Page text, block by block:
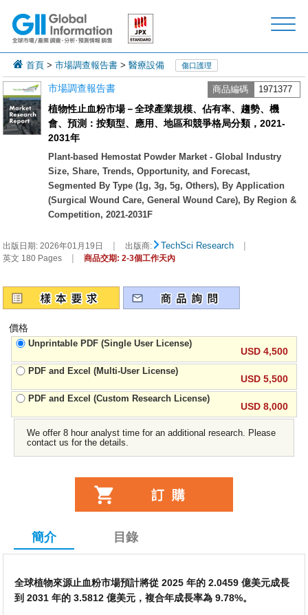
首頁 >市場調查報告書 >醫療設備 傷口護理
市場調查報告書 商品編碼 1971377
植物性止血粉市場－全球產業規模、佔有率、趨勢、機
會、預測：按類型、應用、地區和競爭格局分類，2021-
2031年
Plant-based Hemostat Powder Market - Global Industry
Size, Share, Trends, Opportunity, and Forecast,
Segmented By Type (1g, 3g, 5g, Others), By Application
(Surgical Wound Care, General Wound Care), By Region &
Competition, 2021-2031F
出版日期:2026年01月19日 | 出版商: TechSci Research |
英文 180 Pages | 商品交期: 2-3個工作天內
價格
Unprintable PDF (Single User License)
USD 4,500
PDF and Excel (Multi-User License)
USD 5,500
PDF and Excel (Custom Research License)
USD 8,000
We offer 8 hour analyst time for an additional research. Please
contact us for the details.
簡介 目錄
全球植物來源止血粉市場預計將從 2025 年的 2.0459 億美元成長
到 2031 年的 3.5812 億美元，複合年成長率為 9.78%。